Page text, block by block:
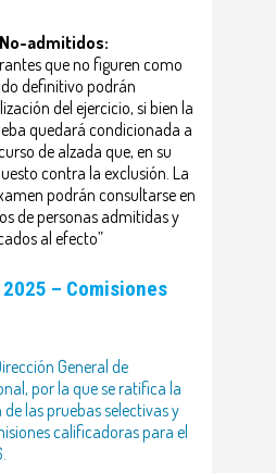
admitidos:
que no figuren como
definitivo podrán
del ejercicio, si bien la
quedará condicionada a
de alzada que, en su
contra la exclusión. La
podrán consultarse en
de personas admitidas y
al efecto”
– Comisiones
General de
por la que se ratifica la
las pruebas selectivas y
calificadoras para el